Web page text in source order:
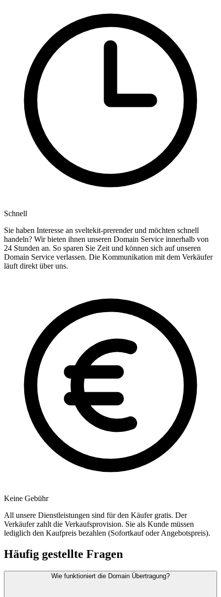
Schnell
Sie haben Interesse an sveltekit-prerender und möchten schnell
handeln? Wir bieten ihnen unseren Domain Service innerhalb von
24 Stunden an. So sparen Sie Zeit und können sich auf unseren
Domain Service verlassen. Die Kommunikation mit dem Verkäufer
läuft direkt über uns.
Keine Gebühr
All unsere Dienstleistungen sind für den Käufer gratis. Der
Verkäufer zahlt die Verkaufsprovision. Sie als Kunde müssen
lediglich den Kaufpreis bezahlen (Sofortkauf oder Angebotspreis).
Häufig gestellte Fragen
Wie funktioniert die Domain Übertragung?